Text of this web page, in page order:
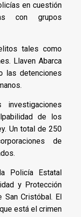
en cuestión
con grupos
tales como
Llaven Abarca
las detenciones
de los
Un total de 250
de
Policía Estatal
y Protección
Cristóbal. El
está el crimen